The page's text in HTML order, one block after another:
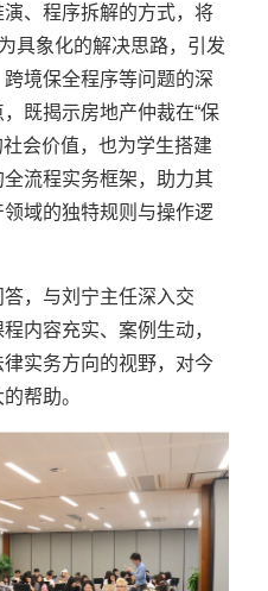
、程序拆解的方式，将
具象化的解决思路，引发
境保全程序等问题的深
既揭示房地产仲裁在“保
社会价值，也为学生搭建
流程实务框架，助力其
域的独特规则与操作逻
，与刘宁主任深入交
内容充实、案例生动，
实务方向的视野，对今
帮助。